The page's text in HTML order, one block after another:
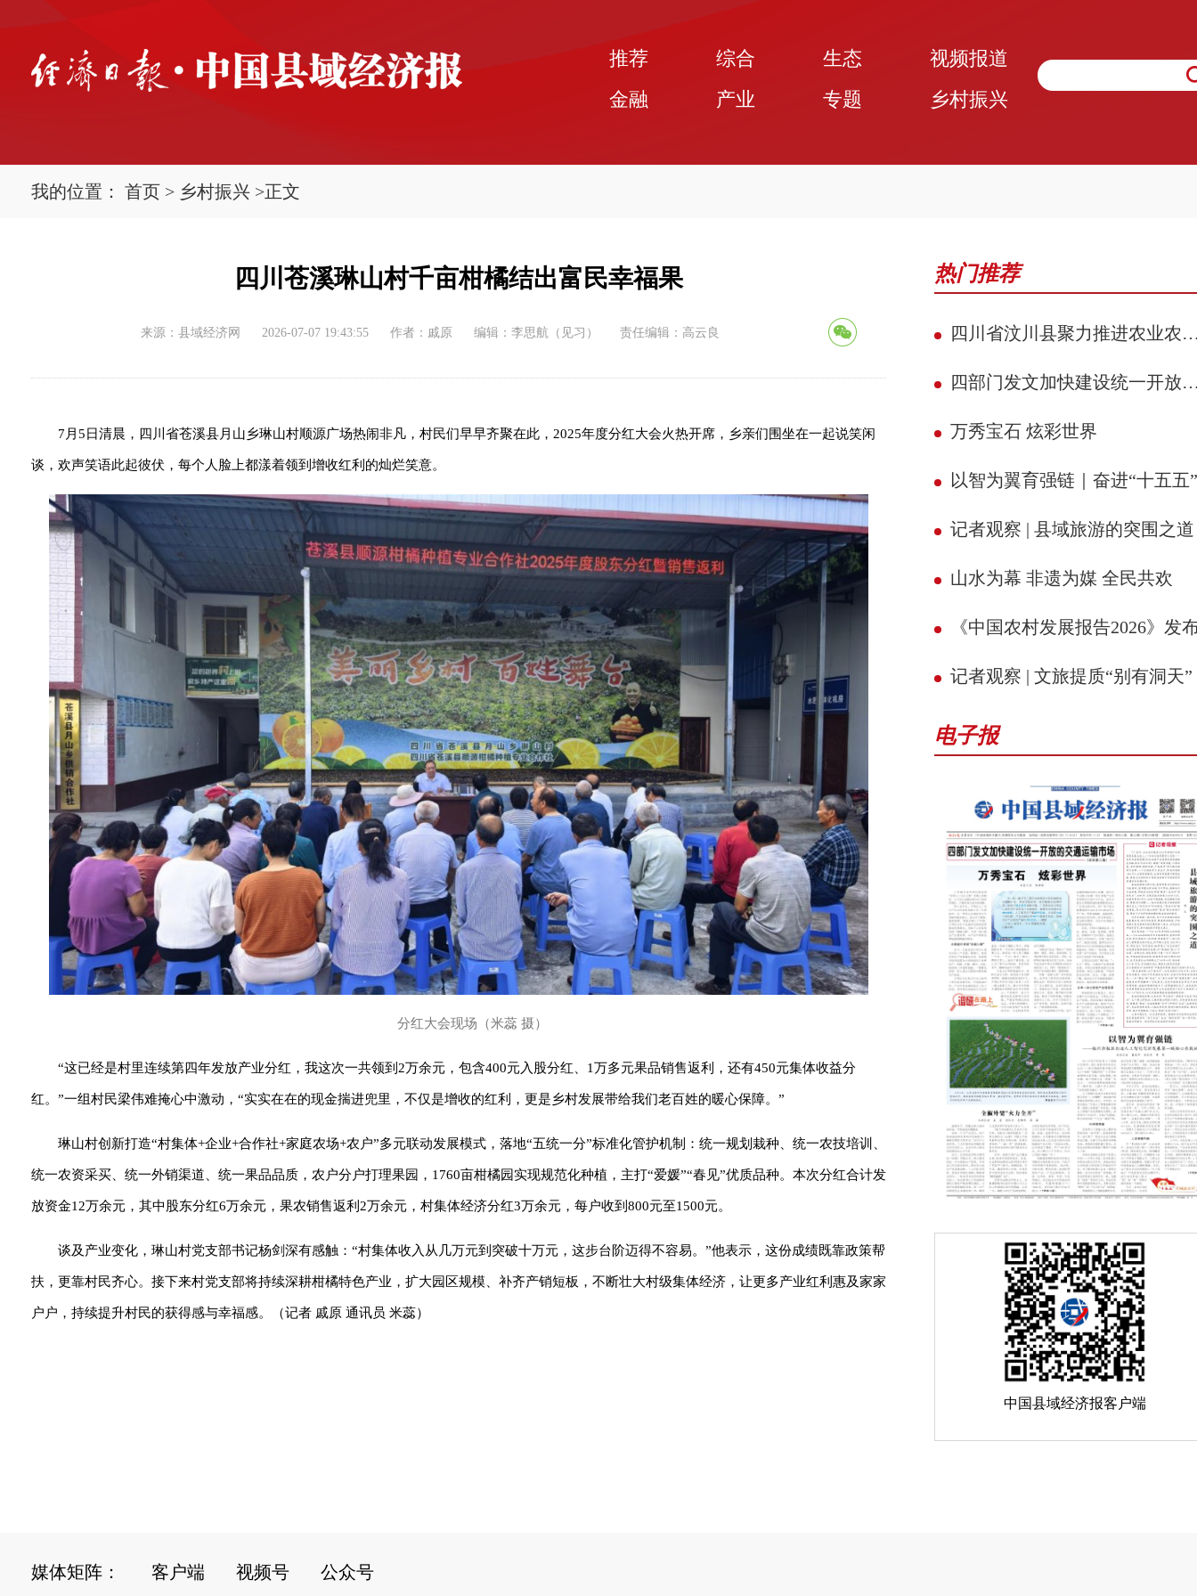
推荐 综合 生态
视频报道
金融
产业 专题 乡村振兴
我的位置： 首页 > 乡村振兴 >正文
四川苍溪琳山村千亩柑橘结出富民幸福果
来源：县域经济网 2026-07-07 19:43:55 作者：戚原 编辑：李思航（见习） 责任编辑：高云良
7月5日清晨，四川省苍溪县月山乡琳山村顺源广场热闹非凡，村民们早早齐聚在此，2025年度分红大会火热开席，乡亲们围坐在一起说笑闲
谈，欢声笑语此起彼伏，每个人脸上都漾着领到增收红利的灿烂笑意。
分红大会现场（米蕊 摄）
“这已经是村里连续第四年发放产业分红，我这次一共领到2万余元，包含400元入股分红、1万多元果品销售返利，还有450元集体收益分
红。”一组村民梁伟难掩心中激动，“实实在在的现金揣进兜里，不仅是增收的红利，更是乡村发展带给我们老百姓的暖心保障。”
琳山村创新打造“村集体+企业+合作社+家庭农场+农户”多元联动发展模式，落地“五统一分”标准化管护机制：统一规划栽种、统一农技培训、
统一农资采买、统一外销渠道、统一果品品质，农户分户打理果园，1760亩柑橘园实现规范化种植，主打“爱媛”“春见”优质品种。本次分红合计发
放资金12万余元，其中股东分红6万余元，果农销售返利2万余元，村集体经济分红3万余元，每户收到800元至1500元。
谈及产业变化，琳山村党支部书记杨剑深有感触：“村集体收入从几万元到突破十万元，这步台阶迈得不容易。”他表示，这份成绩既靠政策帮
扶，更靠村民齐心。接下来村党支部将持续深耕柑橘特色产业，扩大园区规模、补齐产销短板，不断壮大村级集体经济，让更多产业红利惠及家家
户户，持续提升村民的获得感与幸福感。（记者 戚原 通讯员 米蕊）
热门推荐
四川省汶川县聚力推进农业农村现代化 赋能民族地区县域典范建设攻坚见效
四部门发文加快建设统一开放的交通运输市场
万秀宝石 炫彩世界
以智为翼育强链｜奋进“十五五” 县域新征程
记者观察 | 县域旅游的突围之道
山水为幕 非遗为媒 全民共欢
《中国农村发展报告2026》发
记者观察 | 文旅提质“别有洞天”
电子报
中国县域经济报客户端
媒体矩阵： 客户端 视频号 公众号